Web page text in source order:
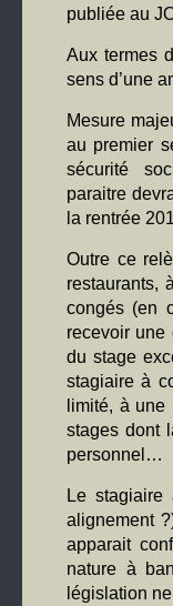
publiée au
Aux termes
sens d’une
Mesure
au premier
sécurité
paraitre
la rentrée
Outre ce
restaurants,
congés (en
recevoir une
du stage
stagiaire à
limité, à
stages dont
personnel…
Le stagiaire
alignement
apparait
nature à
législation